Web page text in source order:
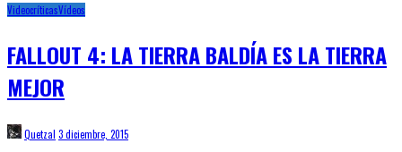
VideocríticasVídeos
FALLOUT 4: LA TIERRA BALDÍA ES LA TIERRA
MEJOR
Quetzal 3 diciembre, 2015